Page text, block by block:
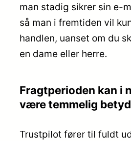
man stadig sikrer sin e-
så man i fremtiden vil
handlen, uanset om du
en dame eller herre.
Fragtperioden kan i
være temmelig
Trustpilot fører til fuldt